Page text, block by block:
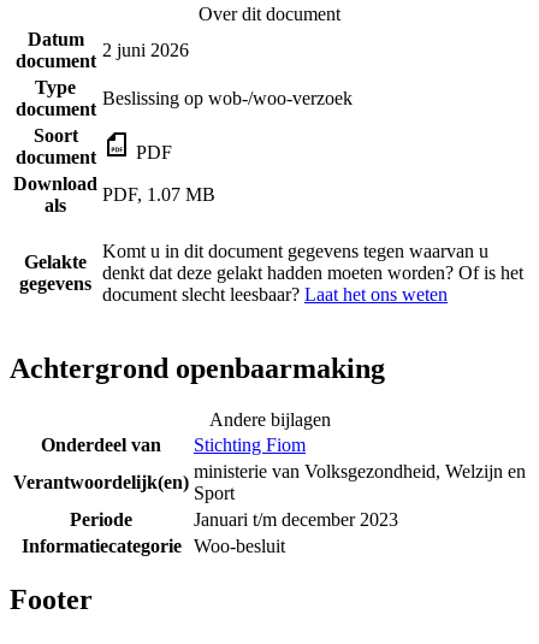
Over dit document
Datum
document
2 juni 2026
Type
document
Beslissing op wob-/woo-verzoek
Soort
document
PDF
Download
als
PDF, 1.07 MB
Gelakte
gegevens
Komt u in dit document gegevens tegen waarvan u
denkt dat deze gelakt hadden moeten worden? Of is het
document slecht leesbaar? Laat het ons weten
Achtergrond openbaarmaking
Andere bijlagen
Onderdeel van
Stichting Fiom
Verantwoordelijk(en)
ministerie van Volksgezondheid, Welzijn en
Sport
Periode
Januari t/m december 2023
Informatiecategorie
Woo-besluit
Footer